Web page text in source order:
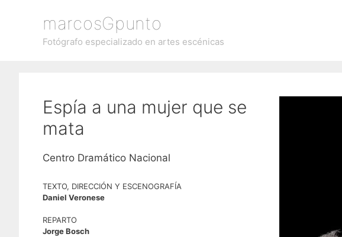
contenido
marcosGpunto
Fotógrafo especializado en artes escénicas
Espía a una mujer que se
mata
Centro Dramático Nacional
TEXTO, DIRECCIÓN Y ESCENOGRAFÍA
Daniel Veronese
REPARTO
Jorge Bosch